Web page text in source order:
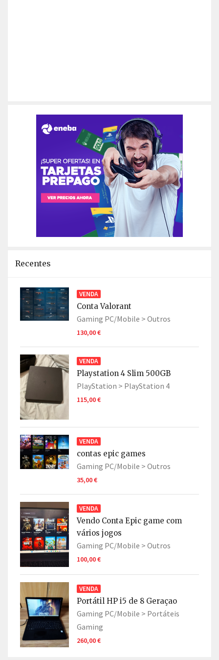
Recentes
VENDA
Conta Valorant
Gaming PC/Mobile > Outros
130,00 €
VENDA
Playstation 4 Slim 500GB
PlayStation > PlayStation 4
115,00 €
VENDA
contas epic games
Gaming PC/Mobile > Outros
35,00 €
VENDA
Vendo Conta Epic game com
vários jogos
Gaming PC/Mobile > Outros
100,00 €
VENDA
Portátil HP i5 de 8 Geraçao
Gaming PC/Mobile > Portáteis
Gaming
260,00 €